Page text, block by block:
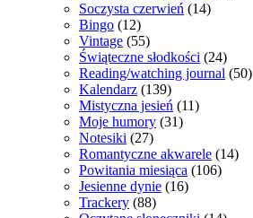
Soczysta czerwień (14)
Bingo (12)
Vintage (55)
Świąteczne słodkości (24)
Reading/watching journal (50)
Kalendarz (139)
Mistyczna jesień (11)
Moje humory (31)
Notesiki (27)
Romantyczne akwarele (14)
Powitania miesiąca (106)
Jesienne dynie (16)
Trackery (88)